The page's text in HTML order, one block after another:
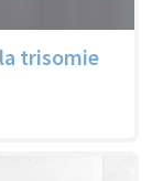
trisomie